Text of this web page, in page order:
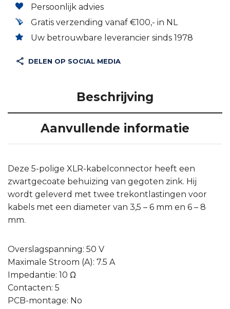
Persoonlijk advies
Gratis verzending vanaf €100,- in NL
Uw betrouwbare leverancier sinds 1978
DELEN OP SOCIAL MEDIA
Beschrijving
Aanvullende informatie
Deze 5-polige XLR-kabelconnector heeft een
zwartgecoate behuizing van gegoten zink. Hij
wordt geleverd met twee trekontlastingen voor
kabels met een diameter van 3,5 – 6 mm en 6 – 8
mm.
Overslagspanning: 50 V
Maximale Stroom (A): 7.5 A
Impedantie: 10 Ω
Contacten: 5
PCB-montage: No